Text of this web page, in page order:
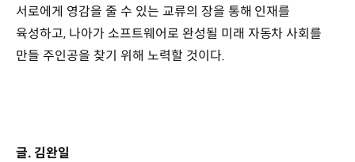
서로에게 영감을 줄 수 있는 교류의 장을 통해 인재를
육성하고, 나아가 소프트웨어로 완성될 미래 자동차 사회를
만들 주인공을 찾기 위해 노력할 것이다.
글. 김완일